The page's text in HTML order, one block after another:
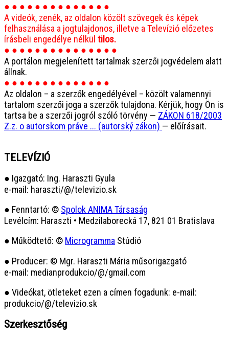
● ● ● ● ● ● ● ● ● ● ● ● ● ●
A videók, zenék, az oldalon közölt szövegek és képek
felhasználása a jogtulajdonos, illetve a Televízió előzetes
írásbeli engedélye nélkül tilos.
● ● ● ● ● ● ● ● ● ● ● ● ● ● ●
A portálon megjelenített tartalmak szerzői jogvédelem alatt
állnak.
● ● ● ● ● ● ● ● ● ● ● ● ● ●
Az oldalon – a szerzők engedélyével – közölt valamennyi
tartalom szerzői joga a szerzők tulajdona. Kérjük, hogy Ön is
tartsa be a szerzői jogról szóló törvény — ZÁKON 618/2003
Z.z. o autorskom práve ... (autorský zákon) — előírásait.
TELEVÍZIÓ
● Igazgató: Ing. Haraszti Gyula
e-mail: haraszti/@/televizio.sk
● Fenntartó: © Spolok ANIMA Társaság
Levélcím: Haraszti • Medzilaborecká 17, 821 01 Bratislava
● Működtető: © Microgramma Stúdió
● Producer: © Mgr. Haraszti Mária műsorigazgató
e-mail: medianprodukcio/@/gmail.com
● Videókat, ötleteket ezen a címen fogadunk: e-mail:
produkcio/@/televizio.sk
Szerkesztőség